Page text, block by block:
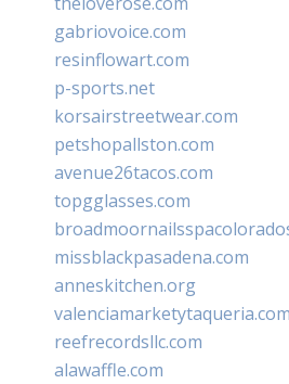
gabriovoice.com
resinflowart.com
p-sports.net
korsairstreetwear.com
petshopallston.com
avenue26tacos.com
topgglasses.com
missblackpasadena.com
anneskitchen.org
valenciamarketytaqueria.com
reefrecordsllc.com
alawaffle.com